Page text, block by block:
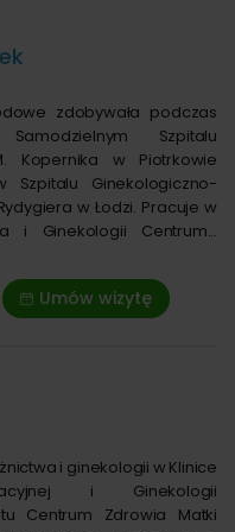
zdobywała podczas
Szpitalu
Kopernika w Piotrkowie
Szpitalu Ginekologiczno-
w Łodzi. Pracuje w
i Ginekologii Centrum...
Umów wizytę
i ginekologii w Klinice
i Ginekologii
Centrum Zdrowia Matki